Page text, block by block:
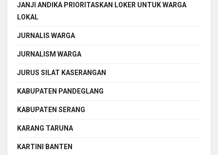
JANJI ANDIKA PRIORITASKAN LOKER UNTUK WARGA
LOKAL
JURNALIS WARGA
JURNALISM WARGA
JURUS SILAT KASERANGAN
KABUPATEN PANDEGLANG
KABUPATEN SERANG
KARANG TARUNA
KARTINI BANTEN